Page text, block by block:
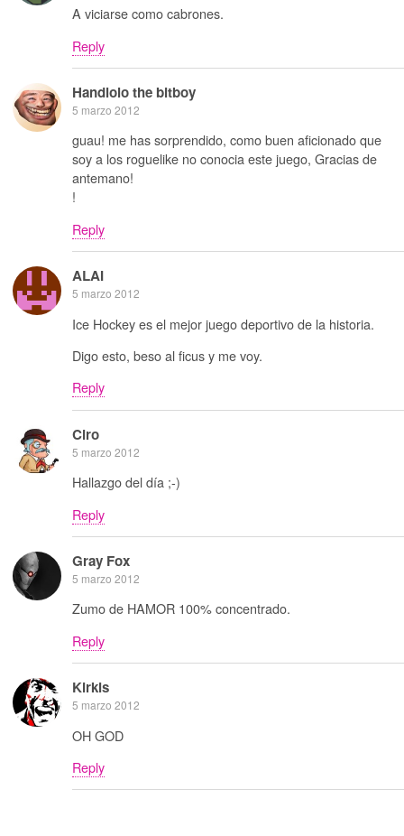
A viciarse como cabrones.
Reply
Handlolo the bitboy
5 marzo 2012
guau! me has sorprendido, como buen aficionado que
soy a los roguelike no conocia este juego, Gracias de
antemano!
!
Reply
ALAI
5 marzo 2012
Ice Hockey es el mejor juego deportivo de la historia.
Digo esto, beso al ficus y me voy.
Reply
Ciro
5 marzo 2012
Hallazgo del día ;-)
Reply
Gray Fox
5 marzo 2012
Zumo de HAMOR 100% concentrado.
Reply
Kirkis
5 marzo 2012
OH GOD
Reply